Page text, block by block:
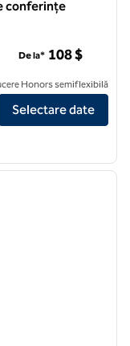
conferințe
Dallas la Hurst
De la* 108 $
Honors semiflexibilă
Selectare date